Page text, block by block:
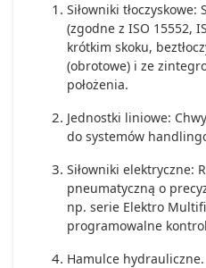
Siłowniki
(zgodne z ISO 15552,
krótkim skoku,
(obrotowe) i ze
położenia.
Jednostki liniowe:
do systemów
Siłowniki elektryczne:
pneumatyczną o
np. serie Elektro
programowalne
Hamulce hydrauliczne.